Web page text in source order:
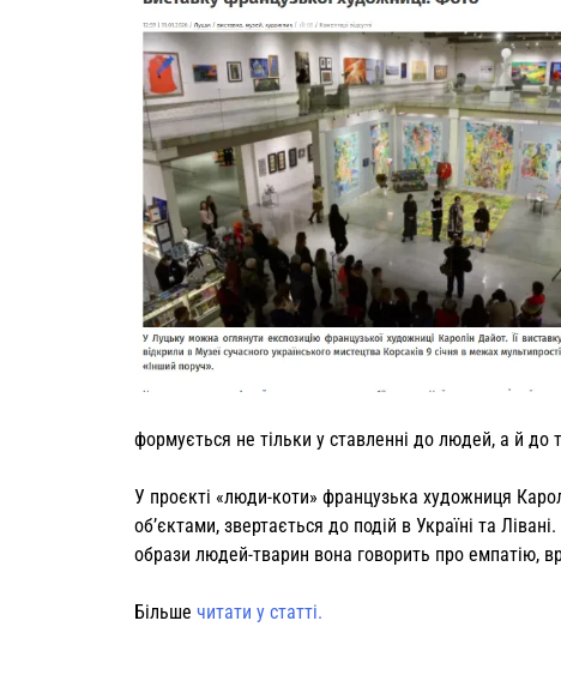
формується не тільки у ставленні до людей, а й до
У проєкті «люди-коти» французька художниця
об’єктами, звертається до подій в Україні та
образи людей-тварин вона говорить про емпатію,
Більше читати у статті.